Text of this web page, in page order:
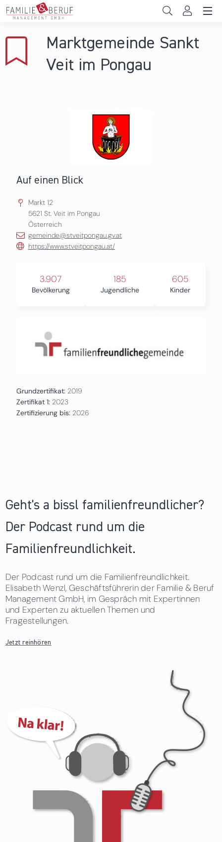
Direkt zum Inhalt
Gemeinden
Marktgemeinde Sankt
Veit im Pongau
Auf einen Blick
Markt 12
5621 St. Veit im Pongau
Österreich
gemeinde@stveitpongau.gv.at
https://www.stveitpongau.at/
3.907
Bevölkerung
185
Jugendliche
605
Kinder
Grundzertifikat: 2019
Zertifikat 1: 2023
Zertifizierung bis: 2026
Geht's a bissl familienfreundlicher?
Der Podcast rund um die
Familienfreundlichkeit.
Der Podcast rund um die Familienfreundlichkeit.
Elisabeth Wenzl, Geschäftsführerin der Familie & Beruf
Management GmbH, im Gespräch mit Expertinnen
und Experten zu aktuellen Themen und
Fragestellungen.
Jetzt reinhören